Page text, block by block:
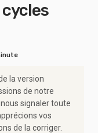
la version
de notre
signaler toute
vos
de la corriger.